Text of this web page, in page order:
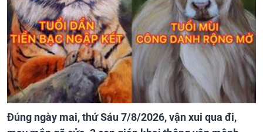
Đúng ngày mai, thứ Sáu 7/8/2026, vận xui qua đi,